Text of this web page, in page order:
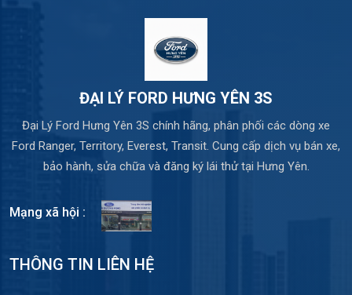
ĐẠI LÝ FORD HƯNG YÊN 3S
Đại Lý Ford Hưng Yên 3S chính hãng, phân phối các dòng xe
Ford Ranger, Territory, Everest, Transit. Cung cấp dịch vụ bán xe,
bảo hành, sửa chữa và đăng ký lái thử tại Hưng Yên.
Mạng xã hội :
THÔNG TIN LIÊN HỆ